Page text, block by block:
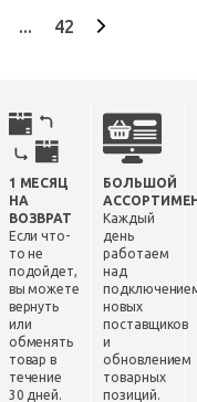
... 42
1 МЕСЯЦ
НА
ВОЗВРАТ
Если что-
то не
подойдет,
вы можете
вернуть
или
обменять
товар в
течение
30 дней.
БОЛЬШОЙ
Каждый
день
работаем
над
новых
поставщиков
и
обновлением
товарных
позиций.